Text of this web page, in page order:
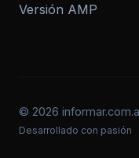
Versión AMP
© 2026
Desarrollado con pasión